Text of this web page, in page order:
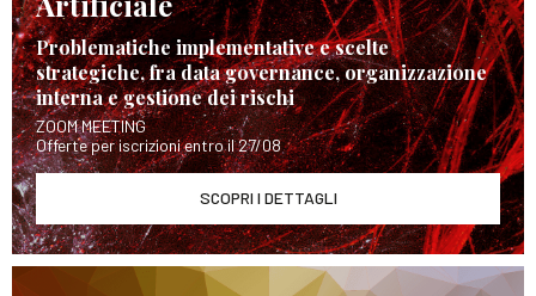
Problematiche implementative e scelte
strategiche, fra data governance, organizzazione
interna e gestione dei rischi
ZOOM MEETING
Offerte per iscrizioni entro il 27/08
SCOPRI I DETTAGLI